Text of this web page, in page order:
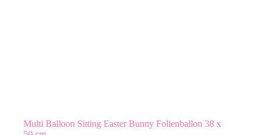
Multi Balloon Sitting Easter Bunny Folienballon 38 x